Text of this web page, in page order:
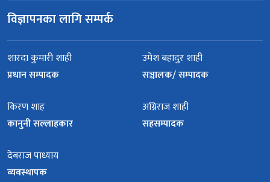
विज्ञापनका लागि सम्पर्क
शारदा कुमारी शाही
प्रधान सम्पादक
उमेश बहादुर शाही
सञ्चालक/ सम्पादक
किरण शाह
कानुनी सल्लाहकार
अग्निराज शाही
सहसम्पादक
देबराज पाध्याय
व्यवस्थापक